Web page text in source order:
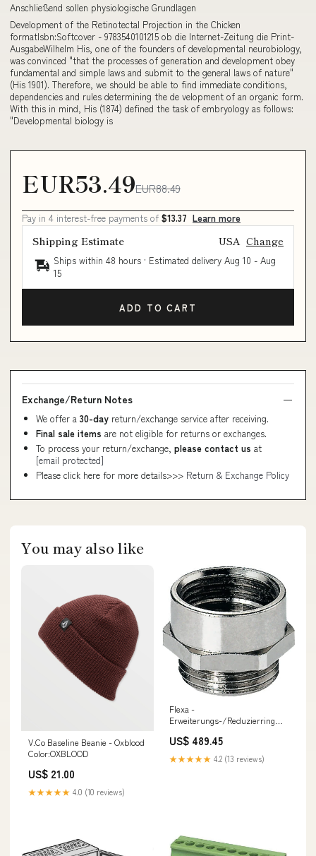
Anschließend sollen physiologische Grundlagen
Development of the Retinotectal Projection in the Chicken
formatIsbn:Softcover - 9783540101215 ob die Internet-Zeitung die Print-
AusgabeWilhelm His, one of the founders of developmental neurobiology,
was convinced "that the processes of generation and development obey
fundamental and simple laws and submit to the general laws of nature"
(His 1901). Therefore, we should be able to find immediate conditions,
dependencies and rules determining the de velopment of an organic form.
With this in mind, His (1874) defined the task of embryology as follows:
"Developmental biology is
EUR53.49EUR88.49
Pay in 4 interest-free payments of $13.37 Learn more
Shipping Estimate USA Change
Ships within 48 hours · Estimated delivery Aug 10 - Aug
15
ADD TO CART
Exchange/Return Notes
We offer a 30-day return/exchange service after receiving.
Final sale items are not eligible for returns or exchanges.
To process your return/exchange, please contact us at
[email protected]
Please click here for more details>>> Return & Exchange Policy
You may also like
V.Co Baseline Beanie - Oxblood
Color:OXBLOOD
US$ 21.00
★★★★★ 4.0 (10 reviews)
Flexa -
Erweiterungs-/Reduzierring
ADM-PM 0370.P29.M40 − 50
Stück split klimaanlage LG
US$ 489.45
★★★★★ 4.2 (13 reviews)